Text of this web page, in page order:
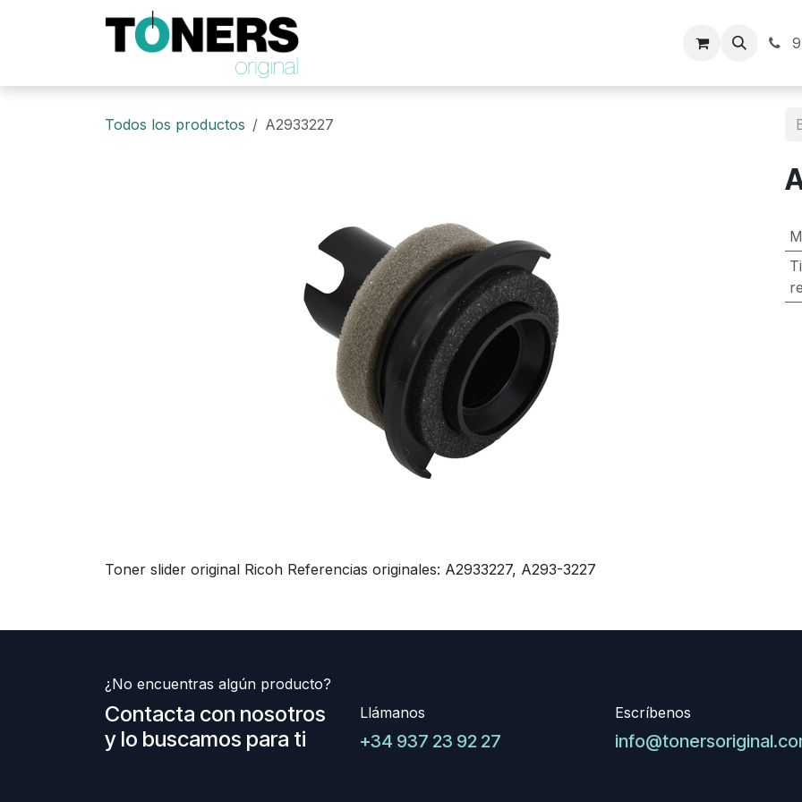
Todos los productos A2933227
Toner slider original Ricoh Referencias originales: A2933227, A293-3227
¿No encuentras algún producto?
Contacta con nosotros
y lo buscamos para ti
Llámanos
+34 937 23 92 27
Escríbenos